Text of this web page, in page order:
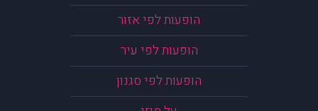
הופעות לפי אזור
הופעות לפי עיר
הופעות לפי סגנון